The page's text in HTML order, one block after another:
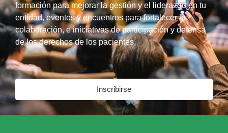
formación para mejorar la gestión y el liderazgo en tu
entidad, eventos y encuentros para fortalecer la
colaboración, e iniciativas de participación y defensa
de los derechos de los pacientes.
Inscribirse